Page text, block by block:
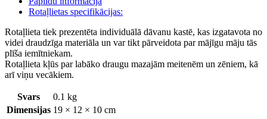
Rotaļlietas specifikācijas:
Rotaļlieta tiek prezentēta individuālā dāvanu kastē, kas izgatavota no
videi draudzīga materiāla un var tikt pārveidota par mājīgu māju tās
plīša iemītniekam.
Rotaļlieta kļūs par labāko draugu mazajām meitenēm un zēniem, kā
arī viņu vecākiem.
Svars
0.1 kg
Dimensijas 19 × 12 × 10 cm